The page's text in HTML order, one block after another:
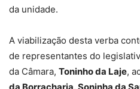
da unidade.
A viabilização desta verba
de representantes do
da Câmara, Toninho da Laje,